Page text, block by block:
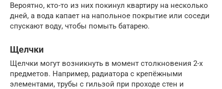
Вероятно, кто-то из них покинул квартиру на несколько
дней, а вода капает на напольное покрытие или соседи
спускают воду, чтобы помыть батарею.
Щелчки
Щелчки могут возникнуть в момент столкновения 2-х
предметов. Например, радиатора с крепёжными
элементами, трубы с гильзой при проходе стен и